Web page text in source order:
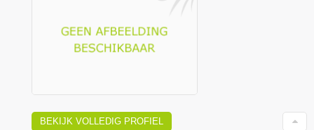
BEKIJK VOLLEDIG PROFIEL